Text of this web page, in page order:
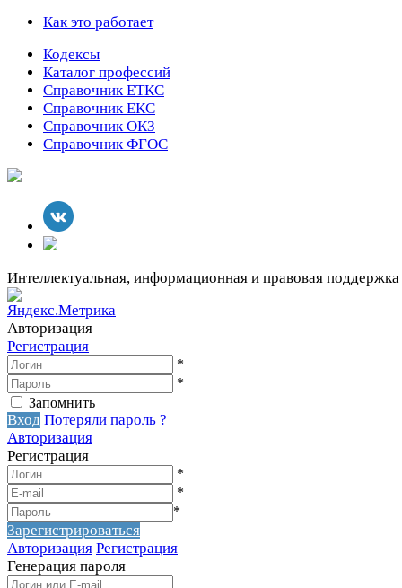
Как это работает
Кодексы
Каталог профессий
Справочник ЕТКС
Справочник ЕКС
Справочник ОКЗ
Справочник ФГОС
Интеллектуальная, информационная и правовая поддержка
Авторизация
Регистрация
*
*
Запомнить
Вход Потеряли пароль ?
Авторизация
Регистрация
*
*
*
Зарегистрироваться
Авторизация Регистрация
Генерация пароля